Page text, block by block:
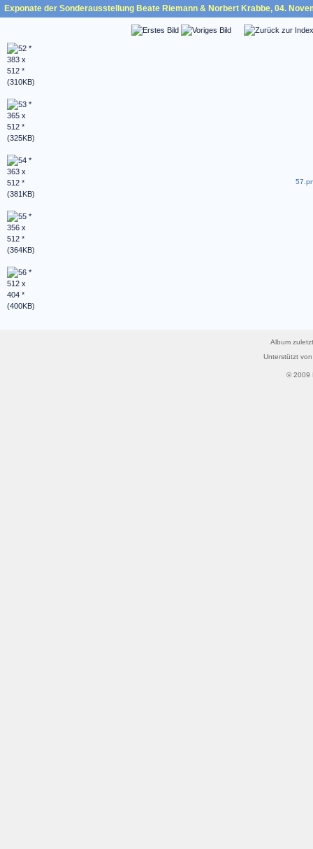
Exponate der Sonderausstellung Beate Riemann & Norbert Krabbe, 04.
Album
Unterstützt
© 2009